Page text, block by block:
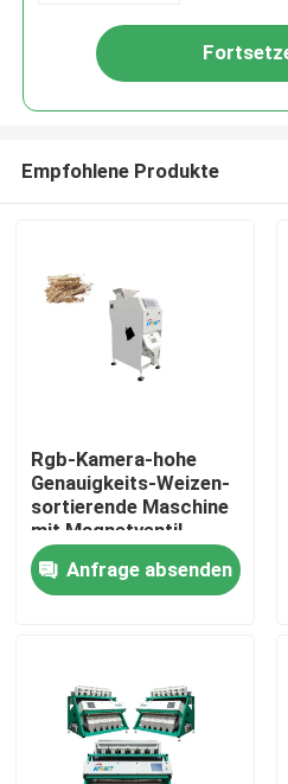
Produkte
Über uns
Empfohlene Produkte
Rgb-Kamera-hohe
Genauigkeits-Weizen-
sortierende Maschine
mit Magnetventil
Anfrage absenden